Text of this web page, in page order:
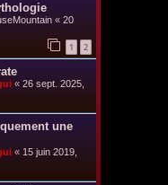
« 20
1 2
« 26 sept. 2025,
une
« 15 juin 2019,